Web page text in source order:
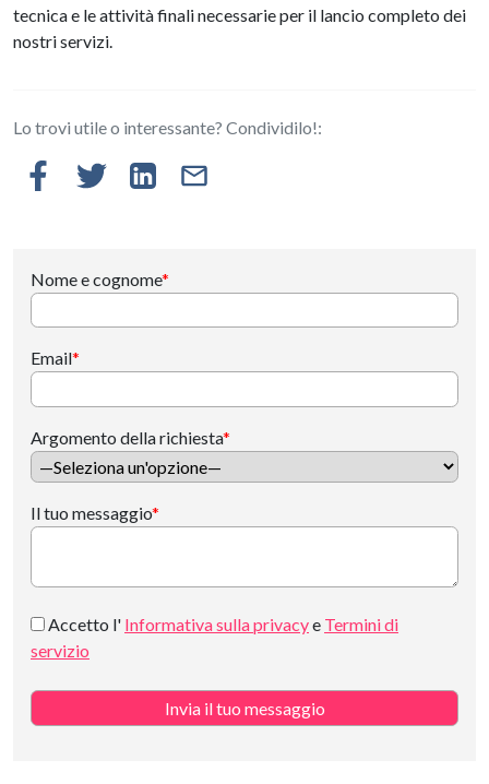
tecnica e le attività finali necessarie per il lancio completo dei
nostri servizi.
Lo trovi utile o interessante? Condividilo!:
Nome e cognome*
Email*
Argomento della richiesta*
Il tuo messaggio*
Accetto l' Informativa sulla privacye Termini di
servizio